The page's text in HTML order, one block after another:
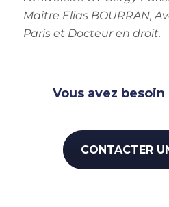
Maître Elias BOURRAN,
Paris et Docteur en droit.
Vous avez
CONTACTER